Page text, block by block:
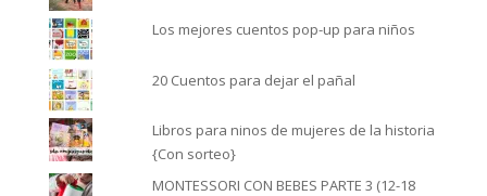
Los mejores cuentos pop-up para niños
20 Cuentos para dejar el pañal
Libros para ninos de mujeres de la historia
{Con sorteo}
MONTESSORI CON BEBES PARTE 3 (12-18